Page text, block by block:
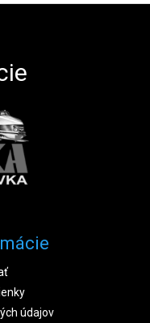
údajov